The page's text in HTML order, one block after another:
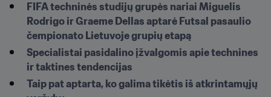
FIFA techninės studijų grupės nariai Miguelis
Rodrigo ir Graeme Dellas aptarė Futsal pasaulio
čempionato Lietuvoje grupių etapą
Specialistai pasidalino įžvalgomis apie technines
ir taktines tendencijas
Taip pat aptarta, ko galima tikėtis iš atkrintamųjų